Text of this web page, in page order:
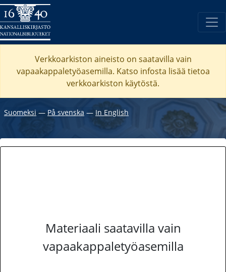
Verkkoarkiston aineisto on saatavilla vain
vapaakappaletyöasemilla. Katso infosta lisää tietoa
verkkoarkiston käytöstä.
Suomeksi ― På svenska ― In English
Materiaali saatavilla vain
vapaakappaletyöasemilla